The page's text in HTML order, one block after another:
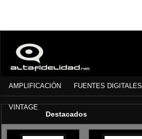
AMPLIFICACIÓN FUENTES DIGITALES
VINTAGE
Destacados